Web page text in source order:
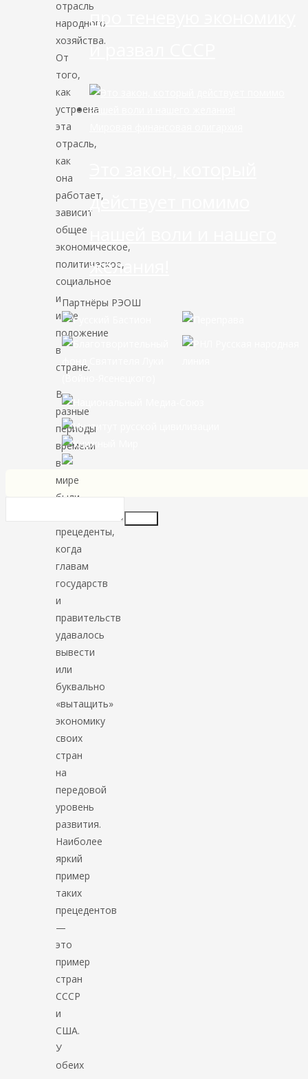
отрасль
народного
хозяйства.
От
того,
как
устроена
эта
отрасль,
как
она
работает,
зависит
общее
экономическое,
политическое,
социальное
и
иное
положение
в
стране.
В
разные
периоды
времени
в
мире
были
прецеденты,
когда
главам
государств
и
правительств
удавалось
вывести
или
буквально
«вытащить»
экономику
своих
стран
на
передовой
уровень
развития.
Наиболее
яркий
пример
таких
прецедентов
—
это
пример
стран
СССР
и
США.
У
обеих
про теневую экономику
и развал СССР
действует помимо
желания!
Партнёры РЭОШ